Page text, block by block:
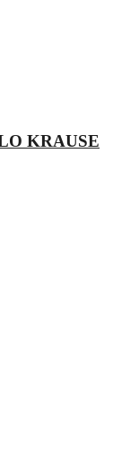
KRAUSE